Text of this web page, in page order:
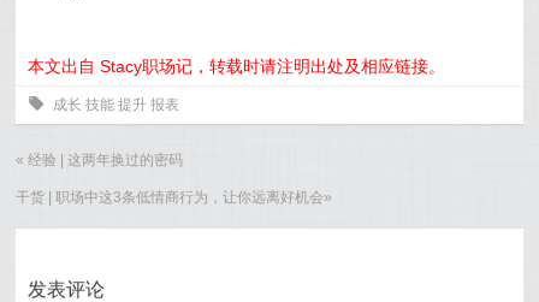
本文出自 Stacy职场记，转载时请注明出处及相应链接。
0 成长 技能 提升 报表
«经验 | 这两年换过的密码
干货 | 职场中这3条低情商行为，让你远离好机会»
发表评论